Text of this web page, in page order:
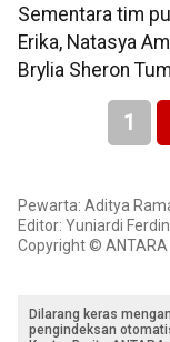
Sementara tim
Erika, Natasya
Brylia Sheron
1
Pewarta: Aditya
Editor: Yuniardi
Copyright ©
Dilarang keras
pengindeksan